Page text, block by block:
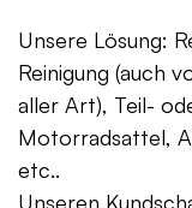
Unsere Lösung:
Reinigung (auch
aller Art), Teil-
Motorradsattel,
etc..
Unseren